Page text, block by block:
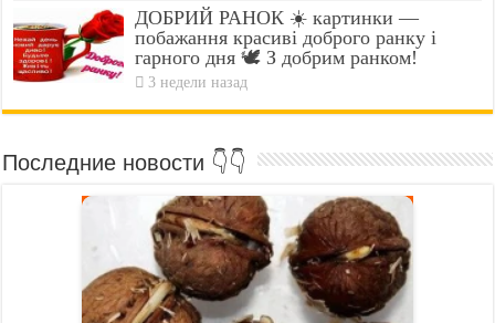
ДОБРИЙ РАНОК ☀️ картинки —
побажання красиві доброго ранку і
гарного дня 🕊️ З добрим ранком!
3 недели назад
Последние новости 👇👇